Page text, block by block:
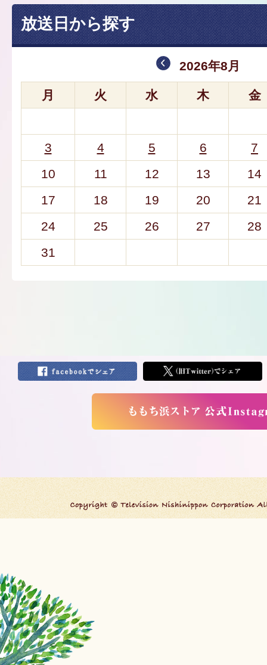
放送日から探す
2026年8月
月 火 水 木 金
3 4 5 6
7
10
11 12 13
14
17
18 19 20
21
24
25 26 27
28
31